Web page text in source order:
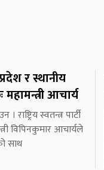
र स्थानीय
आचार्य
राष्ट्रिय स्वतन्त्र पार्टी
विपिनकुमार आचार्यले
साथ